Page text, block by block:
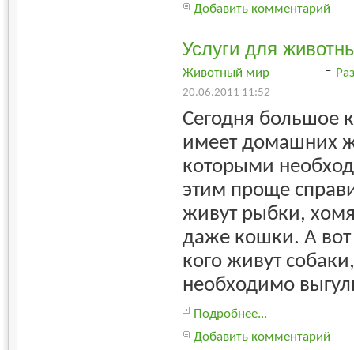
Добавить комментарий
Услуги для
Животный мир -
20.06.2011 11:52
Сегодня большое
имеет домашних
которыми
этим проще
живут рыбки,
даже кошки. А вот
кого живут
необходимо
Подробнее...
Добавить комментарий